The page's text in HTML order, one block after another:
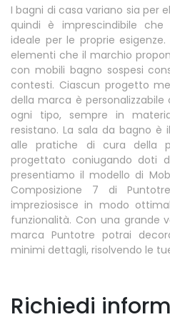
I bagni di casa variano sia per
quindi è imprescindibile
ideale per le proprie
elementi che il marchio
con mobili bagno sospesi
contesti. Ciascun progetto
della marca è
ogni tipo, sempre in
resistano. La sala da bagno è
alle pratiche di cura della
progettato coniugando doti
presentiamo il modello di
Composizione 7 di
impreziosisce in modo
funzionalità. Con una grande
marca Puntotre potrai
minimi dettagli, risolvendo le
Richiedi